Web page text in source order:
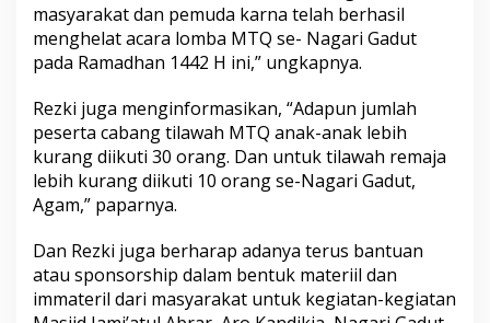
g
a
r
a
d
u
t
masyarakat dan pemuda karna telah berhasil
menghelat acara lomba MTQ se- Nagari Gadut
pada Ramadhan 1442 H ini,” ungkapnya.
Rezki juga menginformasikan, “Adapun jumlah
peserta cabang tilawah MTQ anak-anak lebih
kurang diikuti 30 orang. Dan untuk tilawah remaja
lebih kurang diikuti 10 orang se-Nagari Gadut,
Agam,” paparnya.
Dan Rezki juga berharap adanya terus bantuan
atau sponsorship dalam bentuk materiil dan
immateril dari masyarakat untuk kegiatan-kegiatan